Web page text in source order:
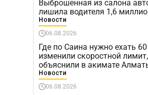
Выброшенная из салона
лишила водителя 1,6
Новости
06.08.2026
Где по Саина нужно ехать
изменили скоростной лимит,
объяснили в акимате
Новости
06.08.2026